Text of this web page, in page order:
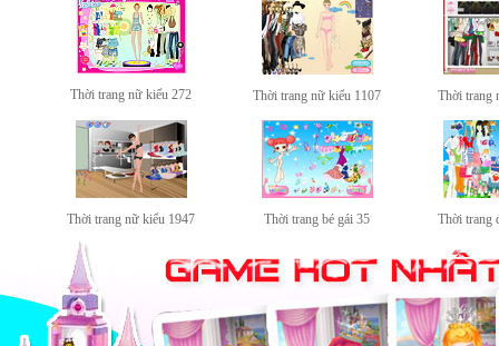
Thời trang nữ kiểu 272 Thời trang nữ kiểu 1107 Thời trang
Thời trang nữ kiểu 1947 Thời trang bé gái 35 Thời trang